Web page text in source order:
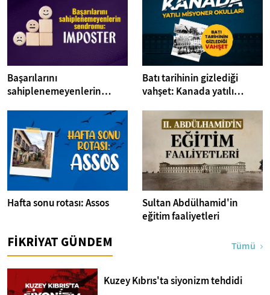
Başarılarını
sahiplenemeyenlerin
Batı tarihinin gizlediği
vahşet: Kanada yatılı
Hafta sonu rotası: Assos
Sultan Abdülhamid'in
eğitim faaliyetleri
FİKRİYAT GÜNDEM Tümü
Kuzey Kıbrıs'ta siyonizm tehdidi